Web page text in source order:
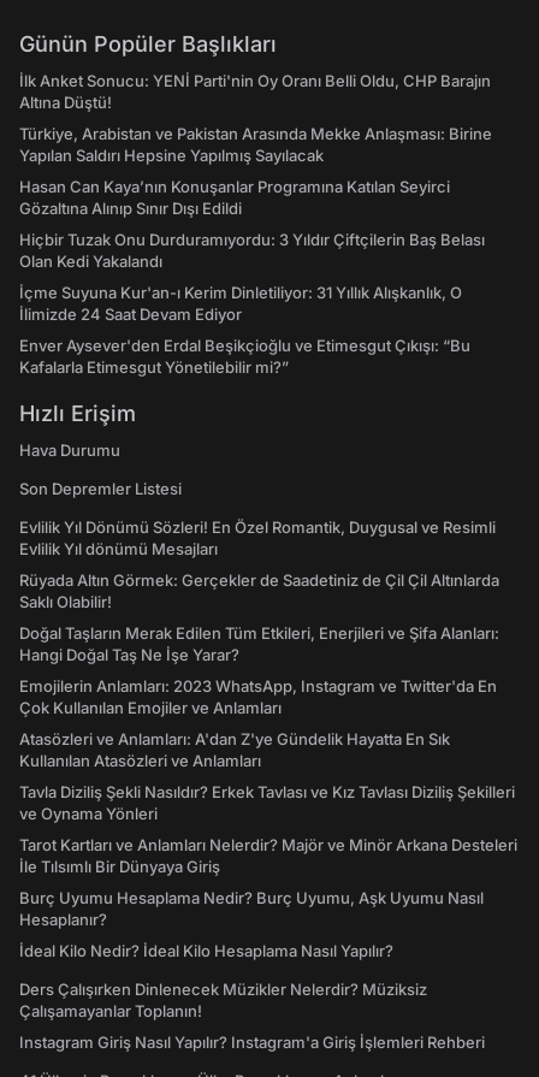
Günün Popüler Başlıkları
İlk Anket Sonucu: YENİ Parti'nin Oy Oranı Belli Oldu, CHP Barajın
Altına Düştü!
Türkiye, Arabistan ve Pakistan Arasında Mekke Anlaşması: Birine
Yapılan Saldırı Hepsine Yapılmış Sayılacak
Hasan Can Kaya’nın Konuşanlar Programına Katılan Seyirci
Gözaltına Alınıp Sınır Dışı Edildi
Hiçbir Tuzak Onu Durduramıyordu: 3 Yıldır Çiftçilerin Baş Belası
Olan Kedi Yakalandı
İçme Suyuna Kur'an-ı Kerim Dinletiliyor: 31 Yıllık Alışkanlık, O
İlimizde 24 Saat Devam Ediyor
Enver Aysever'den Erdal Beşikçioğlu ve Etimesgut Çıkışı: “Bu
Kafalarla Etimesgut Yönetilebilir mi?”
Hızlı Erişim
Hava Durumu
Son Depremler Listesi
Evlilik Yıl Dönümü Sözleri! En Özel Romantik, Duygusal ve Resimli
Evlilik Yıl dönümü Mesajları
Rüyada Altın Görmek: Gerçekler de Saadetiniz de Çil Çil Altınlarda
Saklı Olabilir!
Doğal Taşların Merak Edilen Tüm Etkileri, Enerjileri ve Şifa Alanları:
Hangi Doğal Taş Ne İşe Yarar?
Emojilerin Anlamları: 2023 WhatsApp, Instagram ve Twitter'da En
Çok Kullanılan Emojiler ve Anlamları
Atasözleri ve Anlamları: A'dan Z'ye Gündelik Hayatta En Sık
Kullanılan Atasözleri ve Anlamları
Tavla Diziliş Şekli Nasıldır? Erkek Tavlası ve Kız Tavlası Diziliş Şekilleri
ve Oynama Yönleri
Tarot Kartları ve Anlamları Nelerdir? Majör ve Minör Arkana Desteleri
İle Tılsımlı Bir Dünyaya Giriş
Burç Uyumu Hesaplama Nedir? Burç Uyumu, Aşk Uyumu Nasıl
Hesaplanır?
İdeal Kilo Nedir? İdeal Kilo Hesaplama Nasıl Yapılır?
Ders Çalışırken Dinlenecek Müzikler Nelerdir? Müziksiz
Çalışamayanlar Toplanın!
Instagram Giriş Nasıl Yapılır? Instagram'a Giriş İşlemleri Rehberi